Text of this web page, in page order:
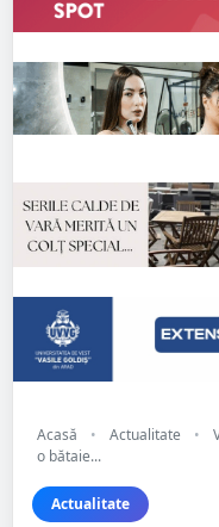
Acasă • Actualitate •
o bătaie...
Actualitate